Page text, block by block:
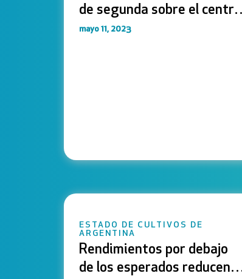
de segunda sobre el centro
del área agrícola
mayo 11, 2023
ESTADO DE CULTIVOS DE
ARGENTINA
Rendimientos por debajo
de los esperados reducen